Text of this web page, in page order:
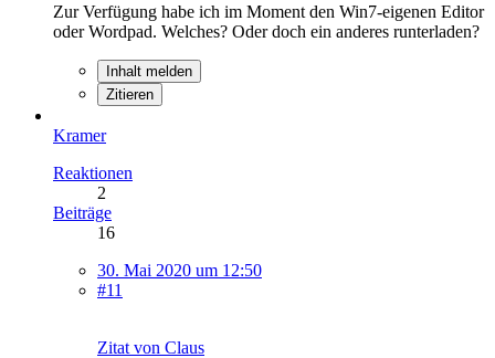
Zur Verfügung habe ich im Moment den Win7-eigenen Editor
oder Wordpad. Welches? Oder doch ein anderes runterladen?
Inhalt melden
Zitieren
Kramer
Reaktionen
2
Beiträge
16
30. Mai 2020 um 12:50
#11
Zitat von Claus